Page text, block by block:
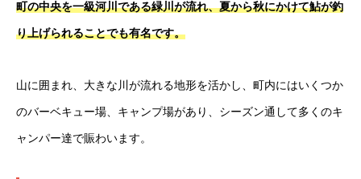
町の中央を一級河川である緑川が流れ、夏から秋にかけて鮎が釣
り上げられることでも有名です。
山に囲まれ、大きな川が流れる地形を活かし、町内にはいくつか
のバーベキュー場、キャンプ場があり、シーズン通して多くのキ
ャンパー達で賑わいます。